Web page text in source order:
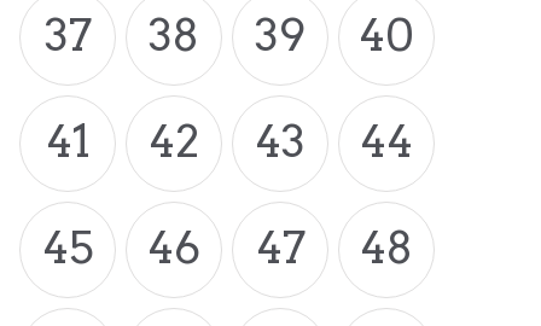
37 38 39
40
41
42 43
44
45
46 47
48